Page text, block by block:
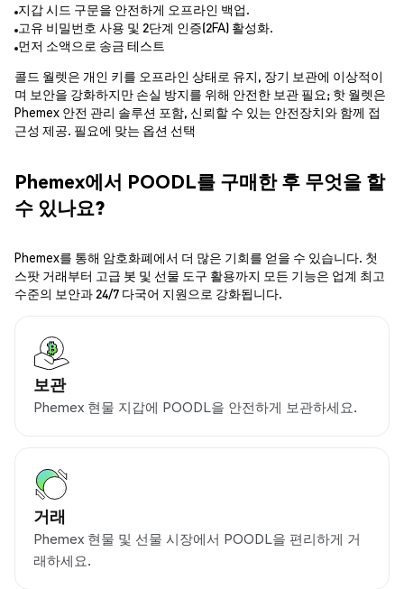
지갑 시드 구문을 안전하게 오프라인 백업.
고유 비밀번호 사용 및 2단계 인증(2FA) 활성화.
먼저 소액으로 송금 테스트
콜드 월렛은 개인 키를 오프라인 상태로 유지, 장기 보관에 이상적이
며 보안을 강화하지만 손실 방지를 위해 안전한 보관 필요; 핫 월렛은
Phemex 안전 관리 솔루션 포함, 신뢰할 수 있는 안전장치와 함께 접
근성 제공. 필요에 맞는 옵션 선택
Phemex에서 POODL를 구매한 후 무엇을 할
수 있나요?
Phemex를 통해 암호화폐에서 더 많은 기회를 얻을 수 있습니다. 첫
스팟 거래부터 고급 봇 및 선물 도구 활용까지 모든 기능은 업계 최고
수준의 보안과 24/7 다국어 지원으로 강화됩니다.
보관
Phemex 현물 지갑에 POODL을 안전하게 보관하세요.
거래
Phemex 현물 및 선물 시장에서 POODL을 편리하게 거
래하세요.